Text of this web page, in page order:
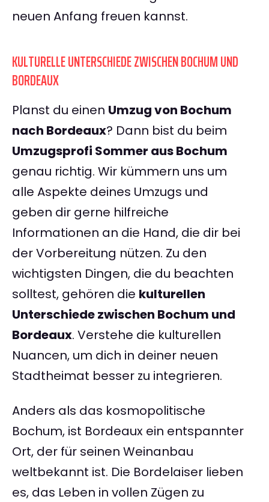
neuen Anfang freuen kannst.
KULTURELLE UNTERSCHIEDE ZWISCHEN BOCHUM UND
BORDEAUX
Planst du einen Umzug von Bochum
nach Bordeaux? Dann bist du beim
Umzugsprofi Sommer aus Bochum
genau richtig. Wir kümmern uns um
alle Aspekte deines Umzugs und
geben dir gerne hilfreiche
Informationen an die Hand, die dir bei
der Vorbereitung nützen. Zu den
wichtigsten Dingen, die du beachten
solltest, gehören die kulturellen
Unterschiede zwischen Bochum und
Bordeaux. Verstehe die kulturellen
Nuancen, um dich in deiner neuen
Stadtheimat besser zu integrieren.
Anders als das kosmopolitische
Bochum, ist Bordeaux ein entspannter
Ort, der für seinen Weinanbau
weltbekannt ist. Die Bordelaiser lieben
es, das Leben in vollen Zügen zu